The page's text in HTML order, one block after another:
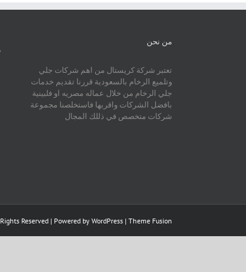
من نحن
تعتبر شركة كريستال من اهم شركات جلي
وتلميع الرخام بالسعودية قررنا تقديم خدمات
جلي الرخام من خلال عماله مصريه او فلبينية
بافضل الشركات واقربها فاستخلصنا مجموعة
شركات متخصص في ذللك المجال
Reserved | Powered by WordPress | Theme Fusion